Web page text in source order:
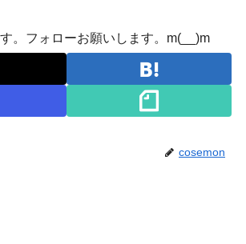
。フォローお願いします。m(__)m
cosemon